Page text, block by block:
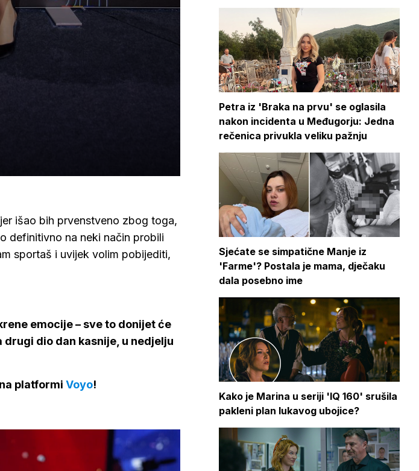
išao bih prvenstveno zbog toga,
definitivno na neki način probili
sportaš i uvijek volim pobijediti,
emocije – sve to donijet će
dio dan kasnije, u nedjelju
platformi Voyo!
Petra iz 'Braka na prvu' se oglasila
nakon incidenta u Međugorju: Jedna
rečenica privukla veliku pažnju
Sjećate se simpatične Manje iz
'Farme'? Postala je mama, dječaku
dala posebno ime
Kako je Marina u seriji 'IQ 160' srušila
pakleni plan lukavog ubojice?